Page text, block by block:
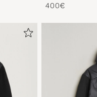
400€